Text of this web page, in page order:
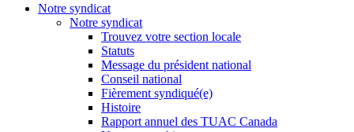
Notre syndicat
Notre syndicat
Trouvez votre section locale
Statuts
Message du président national
Conseil national
Fièrement syndiqué(e)
Histoire
Rapport annuel des TUAC Canada